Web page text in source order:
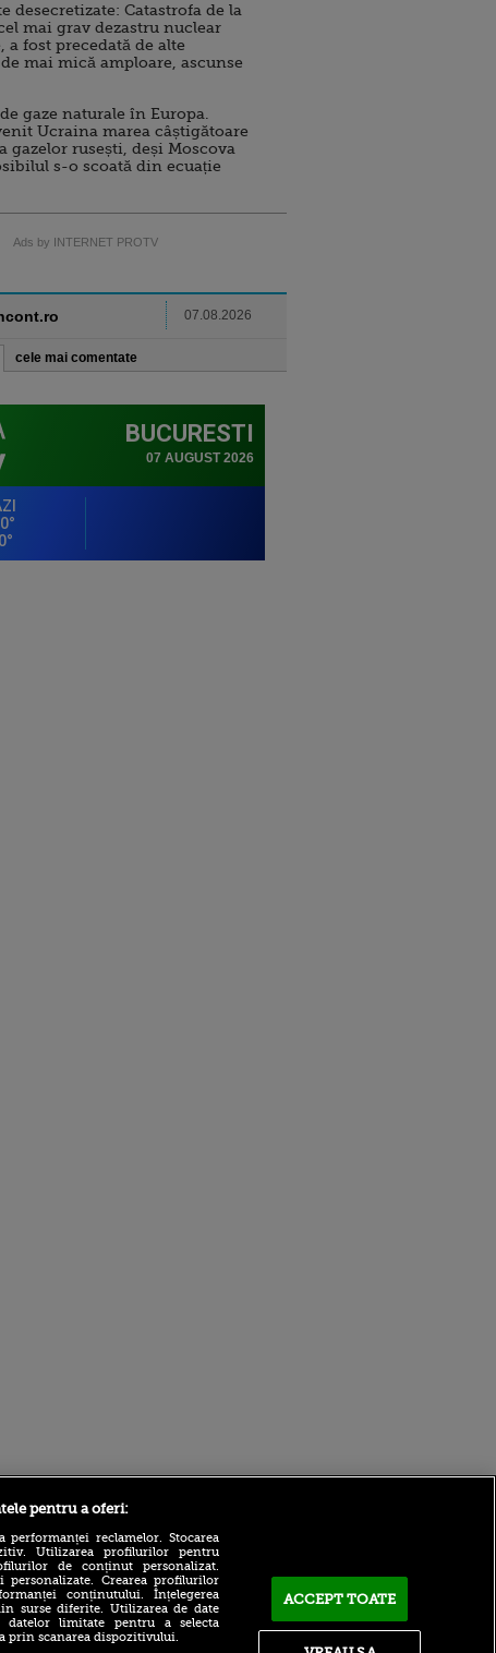
desecretizate: Catastrofa de la
mai grav dezastru nuclear
a fost precedată de alte
mai mică amploare, ascunse
gaze naturale în Europa.
Ucraina marea câștigătoare
gazelor rusești, deși Moscova
s-o scoată din ecuație
Ads by INTERNET PROTV
07.08.2026
cele mai comentate
Sport.ro
ACUM: UTA - Rapid 0-0, pe
pentru a oferi:
performanței reclamelor. Stocarea
Utilizarea profilurilor pentru
de conținut personalizat.
Crearea profilurilor
conținutului. Înțelegerea
surse diferite. Utilizarea de date
datelor limitate pentru a selecta
prin scanarea dispozitivului.
ACCEPT TOATE